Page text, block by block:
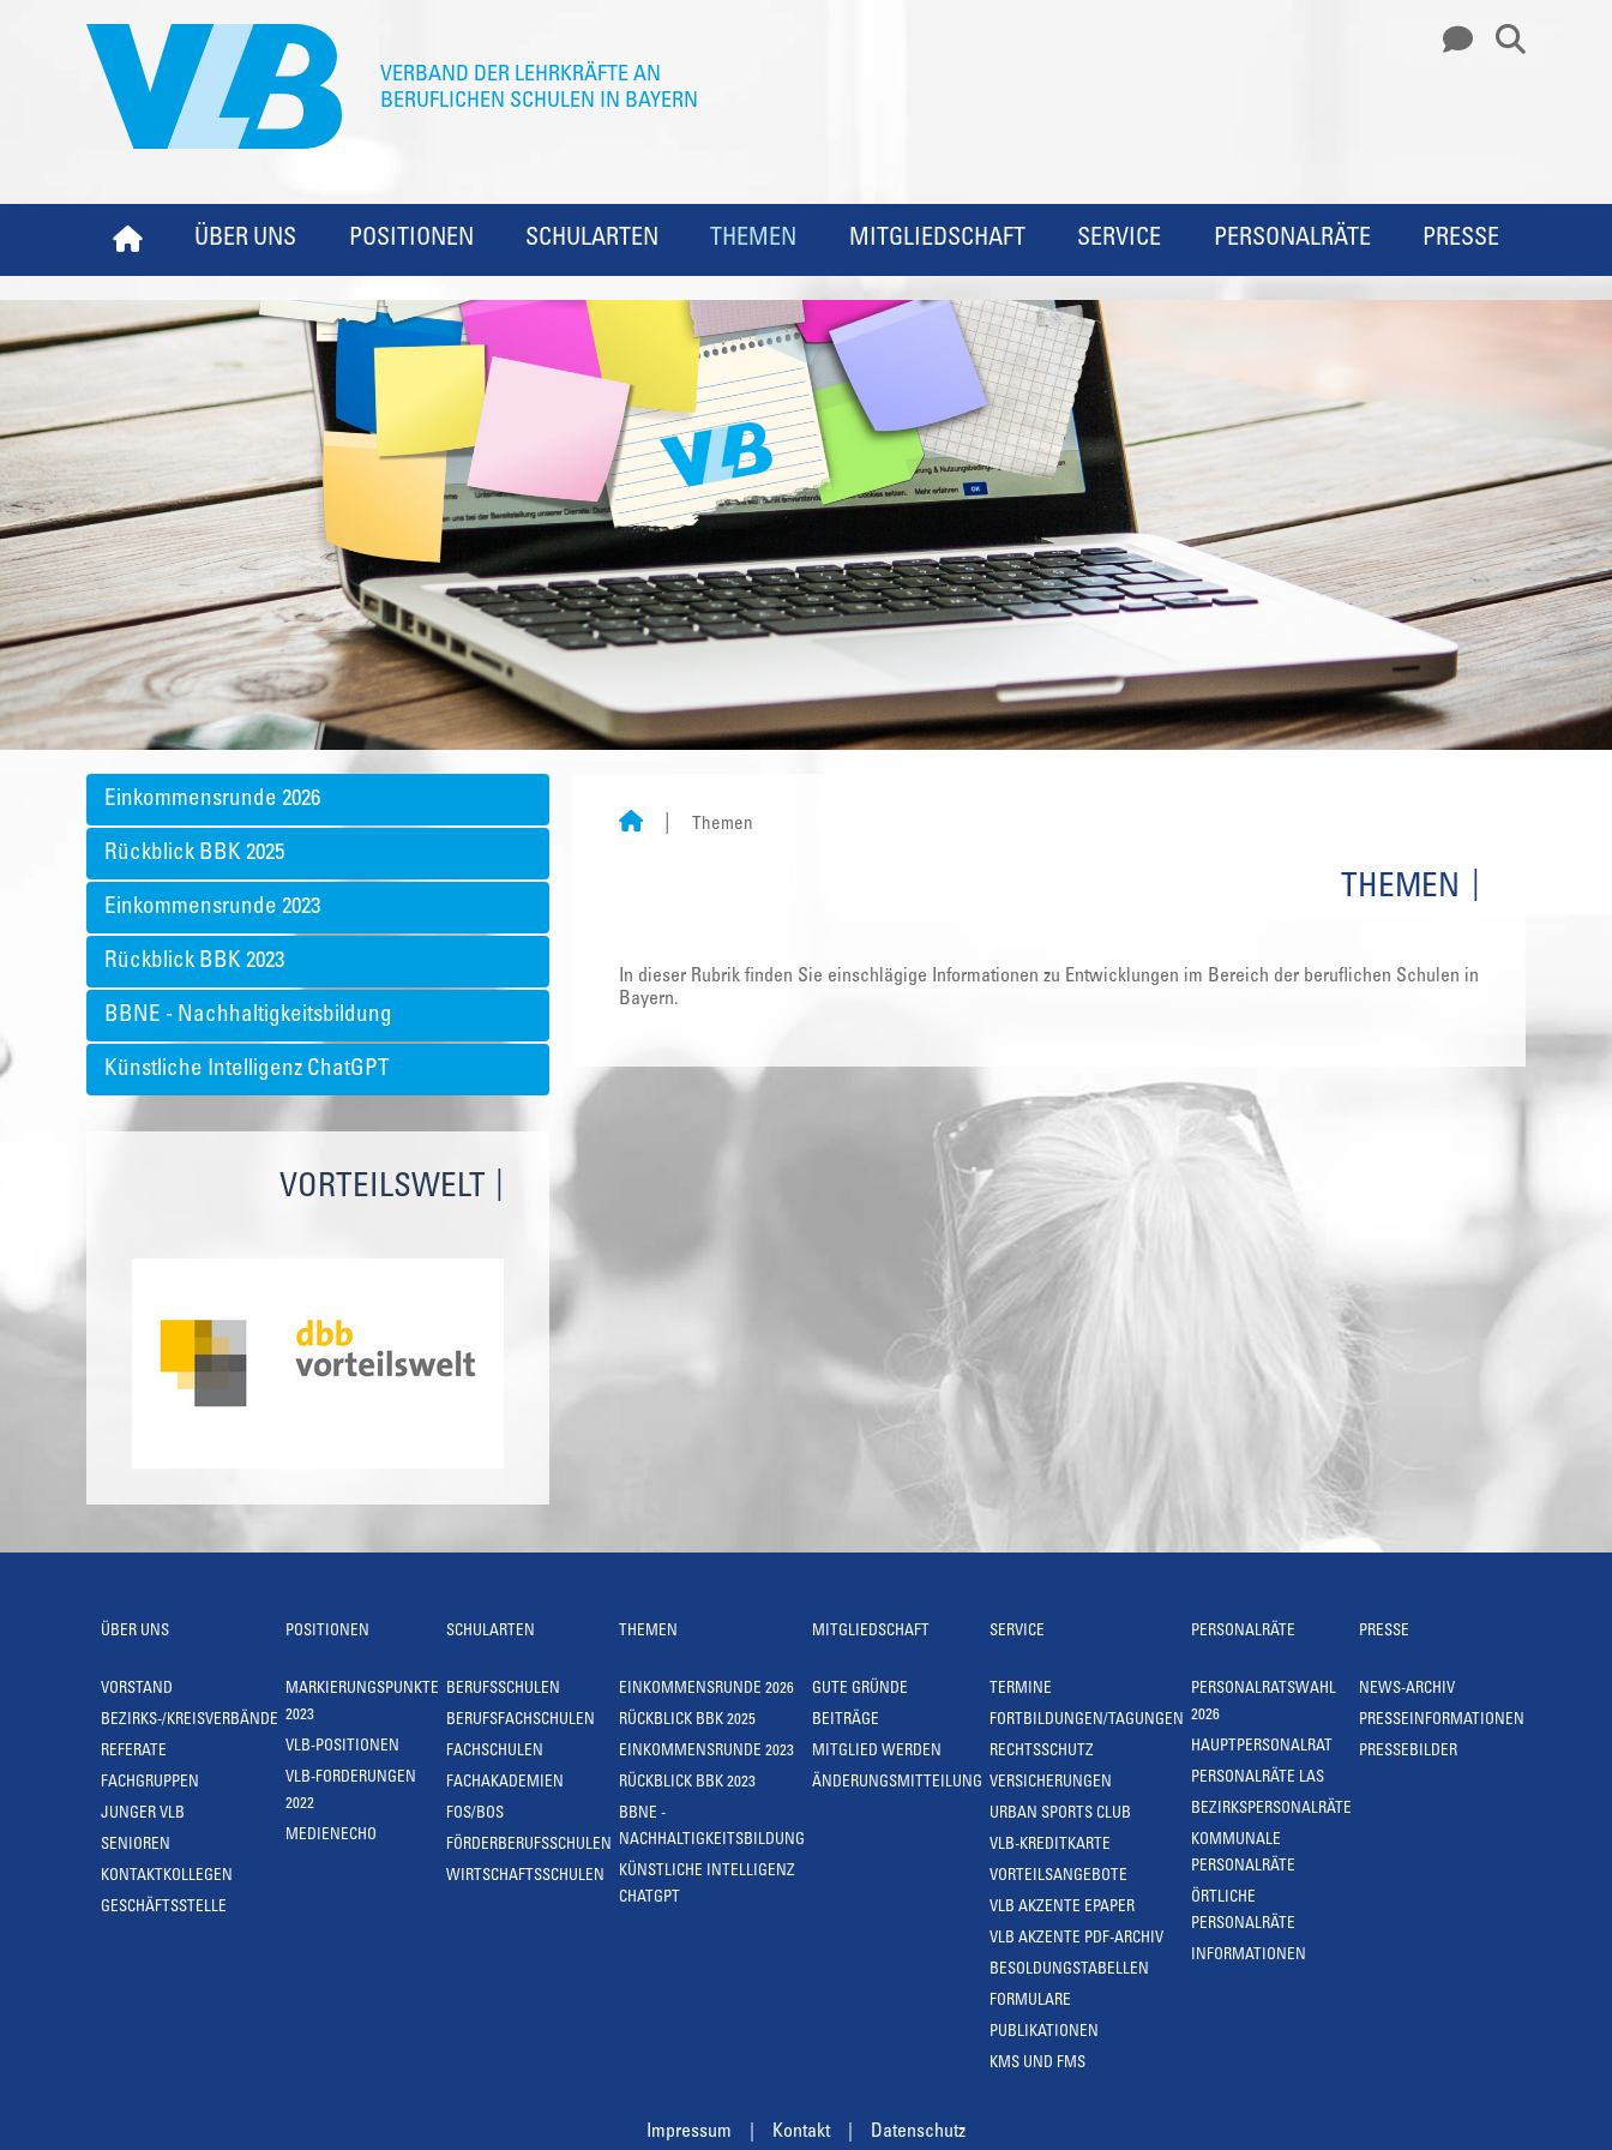
ÜBER UNS POSITIONEN SCHULARTEN THEMEN MITGLIEDSCHAFT SERVICE PERSONALRÄTE PRESSE
Einkommensrunde 2026
Rückblick BBK 2025
Einkommensrunde 2023
Rückblick BBK 2023
BBNE - Nachhaltigkeitsbildung
Künstliche Intelligenz ChatGPT
VORTEILSWELT
Themen
THEMEN
In dieser Rubrik finden Sie einschlägige Informationen zu Entwicklungen im Bereich der beruflichen Schulen in
Bayern.
ÜBER UNS
VORSTAND
BEZIRKS-/KREISVERBÄNDE
REFERATE
FACHGRUPPEN
JUNGER VLB
SENIOREN
KONTAKTKOLLEGEN
GESCHÄFTSSTELLE
POSITIONEN
MARKIERUNGSPUNKTE
2023
VLB-POSITIONEN
VLB-FORDERUNGEN
2022
MEDIENECHO
SCHULARTEN
BERUFSSCHULEN
BERUFSFACHSCHULEN
FACHSCHULEN
FACHAKADEMIEN
FOS/BOS
FÖRDERBERUFSSCHULEN
WIRTSCHAFTSSCHULEN
THEMEN
EINKOMMENSRUNDE 2026
RÜCKBLICK BBK 2025
EINKOMMENSRUNDE 2023
RÜCKBLICK BBK 2023
BBNE -
NACHHALTIGKEITSBILDUNG
KÜNSTLICHE INTELLIGENZ
CHATGPT
MITGLIEDSCHAFT
GUTE GRÜNDE
BEITRÄGE
MITGLIED WERDEN
ÄNDERUNGSMITTEILUNG
SERVICE
TERMINE
FORTBILDUNGEN/TAGUNGEN
RECHTSSCHUTZ
VERSICHERUNGEN
URBAN SPORTS CLUB
VLB-KREDITKARTE
VORTEILSANGEBOTE
VLB AKZENTE EPAPER
VLB AKZENTE PDF-ARCHIV
BESOLDUNGSTABELLEN
FORMULARE
PUBLIKATIONEN
KMS UND FMS
PERSONALRÄTE
PERSONALRATSWAHL
2026
HAUPTPERSONALRAT
PERSONALRÄTE LAS
BEZIRKSPERSONALRÄTE
KOMMUNALE
PERSONALRÄTE
ÖRTLICHE
PERSONALRÄTE
INFORMATIONEN
PRESSE
NEWS-ARCHIV
PRESSEINFORMATIONEN
PRESSEBILDER
Impressum Kontakt Datenschutz